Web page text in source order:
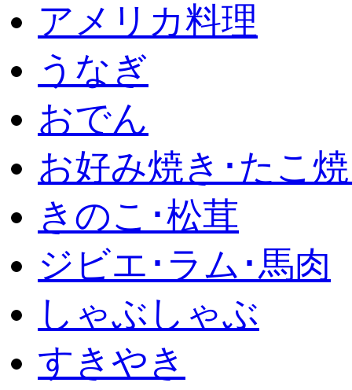
アメリカ料理
うなぎ
おでん
お好み焼き･たこ
きのこ･松茸
ジビエ･ラム･馬肉
しゃぶしゃぶ
すきやき